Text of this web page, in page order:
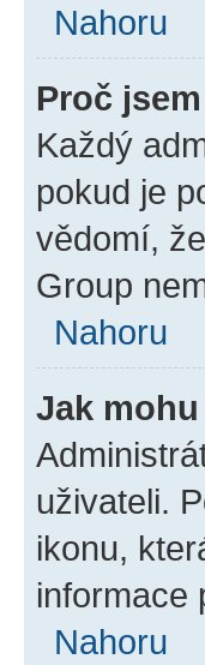
Nahoru
Proč
Každý
pokud je
vědomí,
Group
Nahoru
Jak
uživateli.
ikonu,
informace
Nahoru